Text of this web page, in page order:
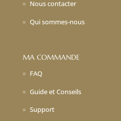
Nous contacter
Qui sommes-nous
MA COMMANDE
FAQ
Guide et Conseils
Support